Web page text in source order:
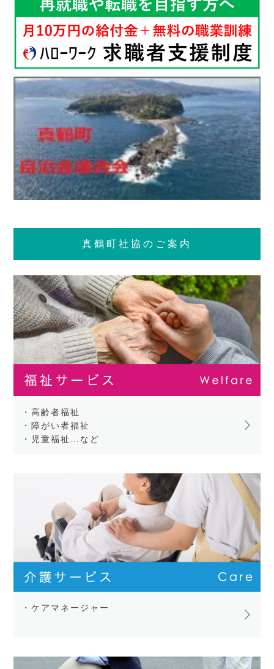
真鶴町社協のご案内
・高齢者福祉
・障がい者福祉
・児童福祉…など
・ケアマネージャー